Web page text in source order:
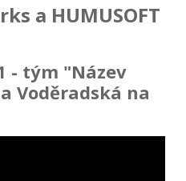
a HUMUSOFT
- tým "Název
Voděradská na